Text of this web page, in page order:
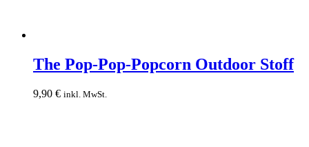
Pop-
Pop-
Outdoor
The Pop-Pop-Popcorn Outdoor Stoff
9,90 € inkl. MwSt.